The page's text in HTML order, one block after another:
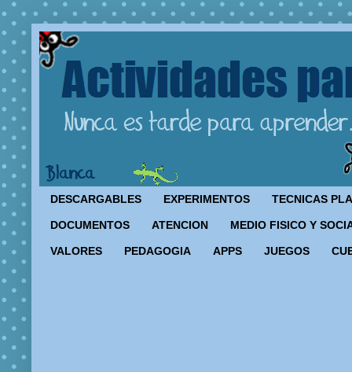
DESCARGABLES EXPERIMENTOS TECNICAS
DOCUMENTOS ATENCION MEDIO FISICO Y
VALORES PEDAGOGIA APPS JUEGOS